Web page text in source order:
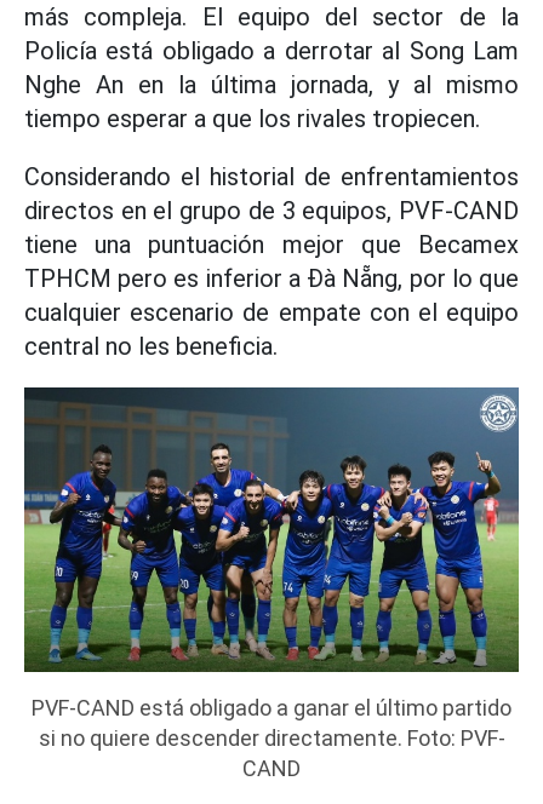
más compleja. El equipo del sector de la
Policía está obligado a derrotar al Song Lam
Nghe An en la última jornada, y al mismo
tiempo esperar a que los rivales tropiecen.
Considerando el historial de enfrentamientos
directos en el grupo de 3 equipos, PVF-CAND
tiene una puntuación mejor que Becamex
TPHCM pero es inferior a Đà Nẵng, por lo que
cualquier escenario de empate con el equipo
central no les beneficia.
PVF-CAND está obligado a ganar el último partido
si no quiere descender directamente. Foto: PVF-
CAND